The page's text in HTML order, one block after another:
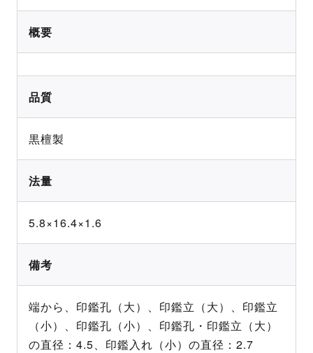
概要
品質
黒檀製
法量
5.8×16.4×1.6
備考
端から、印鑑孔（大）、印鑑立（大）、印鑑立
（小）、印鑑孔（小）、印鑑孔・印鑑立（大）
の直径：4.5、印鑑入れ（小）の直径：2.7